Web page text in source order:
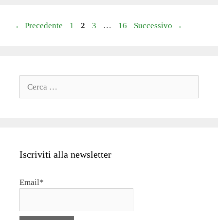
← Precedente Pagina
1 Pagina
2 Pagina
3 … Pagina
16 Successivo →
Iscriviti alla newsletter
Email*